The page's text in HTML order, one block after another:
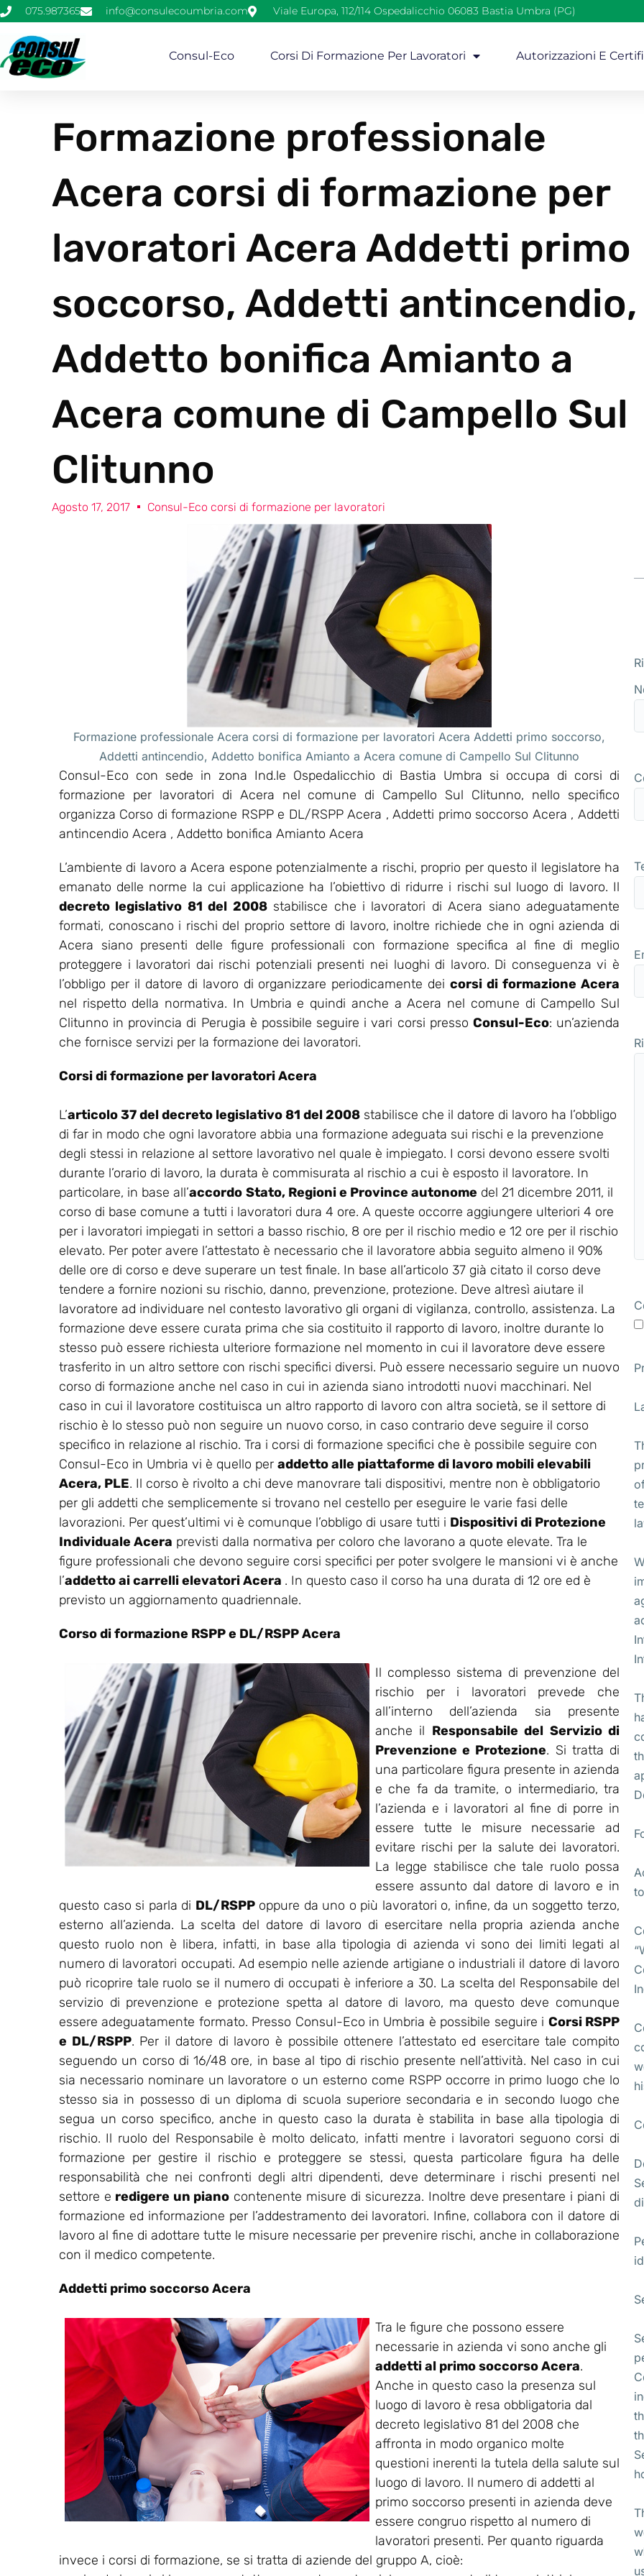
075.987365 info@consulecoumbria.com Viale Europa, 112/114 Ospedalicchio 06083 Bastia Umbra (PG)
Consul-Eco Corsi Di Formazione Per Lavoratori Autorizzazioni E
Formazione professionale
Acera corsi di formazione per
lavoratori Acera Addetti primo
soccorso, Addetti antincendio,
Addetto bonifica Amianto a
Acera comune di Campello Sul
Clitunno
Agosto 17, 2017 Consul-Eco corsi di formazione per lavoratori
Formazione professionale Acera corsi di formazione per lavoratori Acera Addetti primo soccorso,
Addetti antincendio, Addetto bonifica Amianto a Acera comune di Campello Sul Clitunno
Consul-Eco con sede in zona Ind.le Ospedalicchio di Bastia Umbra si occupa di corsi di
formazione per lavoratori di Acera nel comune di Campello Sul Clitunno, nello specifico
organizza Corso di formazione RSPP e DL/RSPP Acera , Addetti primo soccorso Acera , Addetti
antincendio Acera , Addetto bonifica Amianto Acera
L’ambiente di lavoro a Acera espone potenzialmente a rischi, proprio per questo il legislatore ha
emanato delle norme la cui applicazione ha l’obiettivo di ridurre i rischi sul luogo di lavoro. Il
decreto legislativo 81 del 2008stabilisce che i lavoratori di Acera siano adeguatamente
formati, conoscano i rischi del proprio settore di lavoro, inoltre richiede che in ogni azienda di
Acera siano presenti delle figure professionali con formazione specifica al fine di meglio
proteggere i lavoratori dai rischi potenziali presenti nei luoghi di lavoro. Di conseguenza vi è
l’obbligo per il datore di lavoro di organizzare periodicamente deicorsi di formazione Acera
nel rispetto della normativa. In Umbria e quindi anche a Acera nel comune di Campello Sul
Clitunno in provincia di Perugia è possibile seguire i vari corsi presso Consul-Eco: un’azienda
che fornisce servizi per la formazione dei lavoratori.
Corsi di formazione per lavoratori Acera
L’articolo 37 del decreto legislativo 81 del 2008 stabilisce che il datore di lavoro ha l’obbligo
di far in modo che ogni lavoratore abbia una formazione adeguata sui rischi e la prevenzione
degli stessi in relazione al settore lavorativo nel quale è impiegato. I corsi devono essere svolti
durante l’orario di lavoro, la durata è commisurata al rischio a cui è esposto il lavoratore. In
particolare, in base all’accordo Stato, Regioni e Province autonome del 21 dicembre 2011, il
corso di base comune a tutti i lavoratori dura 4 ore. A queste occorre aggiungere ulteriori 4 ore
per i lavoratori impiegati in settori a basso rischio, 8 ore per il rischio medio e 12 ore per il rischio
elevato. Per poter avere l’attestato è necessario che il lavoratore abbia seguito almeno il 90%
delle ore di corso e deve superare un test finale. In base all’articolo 37 già citato il corso deve
tendere a fornire nozioni su rischio, danno, prevenzione, protezione. Deve altresì aiutare il
lavoratore ad individuare nel contesto lavorativo gli organi di vigilanza, controllo, assistenza. La
formazione deve essere curata prima che sia costituito il rapporto di lavoro, inoltre durante lo
stesso può essere richiesta ulteriore formazione nel momento in cui il lavoratore deve essere
trasferito in un altro settore con rischi specifici diversi. Può essere necessario seguire un nuovo
corso di formazione anche nel caso in cui in azienda siano introdotti nuovi macchinari. Nel
caso in cui il lavoratore costituisca un altro rapporto di lavoro con altra società, se il settore di
rischio è lo stesso può non seguire un nuovo corso, in caso contrario deve seguire il corso
specifico in relazione al rischio. Tra i corsi di formazione specifici che è possibile seguire con
Consul-Eco in Umbria vi è quello per addetto alle piattaforme di lavoro mobili elevabili
Acera, PLE. Il corso è rivolto a chi deve manovrare tali dispositivi, mentre non è obbligatorio
per gli addetti che semplicemente si trovano nel cestello per eseguire le varie fasi delle
lavorazioni. Per quest’ultimi vi è comunque l’obbligo di usare tutti i Dispositivi di Protezione
Individuale Acera previsti dalla normativa per coloro che lavorano a quote elevate. Tra le
figure professionali che devono seguire corsi specifici per poter svolgere le mansioni vi è anche
l’addetto ai carrelli elevatori Acera . In questo caso il corso ha una durata di 12 ore ed è
previsto un aggiornamento quadriennale.
Corso di formazione RSPP e DL/RSPP Acera
Il complesso sistema di prevenzione del
rischio per i lavoratori prevede che
all’interno dell’azienda sia presente
anche il Responsabile del Servizio di
Prevenzione e Protezione. Si tratta di
una particolare figura presente in azienda
e che fa da tramite, o intermediario, tra
l’azienda e i lavoratori al fine di porre in
essere tutte le misure necessarie ad
evitare rischi per la salute dei lavoratori.
La legge stabilisce che tale ruolo possa
essere assunto dal datore di lavoro e in
questo caso si parla di DL/RSPPoppure da uno o più lavoratori o, infine, da un soggetto terzo,
esterno all’azienda. La scelta del datore di lavoro di esercitare nella propria azienda anche
questo ruolo non è libera, infatti, in base alla tipologia di azienda vi sono dei limiti legati al
numero di lavoratori occupati. Ad esempio nelle aziende artigiane o industriali il datore di lavoro
può ricoprire tale ruolo se il numero di occupati è inferiore a 30. La scelta del Responsabile del
servizio di prevenzione e protezione spetta al datore di lavoro, ma questo deve comunque
essere adeguatamente formato. Presso Consul-Eco in Umbria è possibile seguire i Corsi RSPP
e DL/RSPP. Per il datore di lavoro è possibile ottenere l’attestato ed esercitare tale compito
seguendo un corso di 16/48 ore, in base al tipo di rischio presente nell’attività. Nel caso in cui
sia necessario nominare un lavoratore o un esterno come RSPP occorre in primo luogo che lo
stesso sia in possesso di un diploma di scuola superiore secondaria e in secondo luogo che
segua un corso specifico, anche in questo caso la durata è stabilita in base alla tipologia di
rischio. Il ruolo del Responsabile è molto delicato, infatti mentre i lavoratori seguono corsi di
formazione per gestire il rischio e proteggere se stessi, questa particolare figura ha delle
responsabilità che nei confronti degli altri dipendenti, deve determinare i rischi presenti nel
settore e redigere un piano contenente misure di sicurezza. Inoltre deve presentare i piani di
formazione ed informazione per l’addestramento dei lavoratori. Infine, collabora con il datore di
lavoro al fine di adottare tutte le misure necessarie per prevenire rischi, anche in collaborazione
con il medico competente.
Addetti primo soccorso Acera
Tra le figure che possono essere
necessarie in azienda vi sono anche gli
addetti al primo soccorso Acera.
Anche in questo caso la presenza sul
luogo di lavoro è resa obbligatoria dal
decreto legislativo 81 del 2008 che
affronta in modo organico molte
questioni inerenti la tutela della salute sul
luogo di lavoro. Il numero di addetti al
primo soccorso presenti in azienda deve
essere congruo rispetto al numero di
lavoratori presenti. Per quanto riguarda
invece i corsi di formazione, se si tratta di aziende del gruppo A, cioè: